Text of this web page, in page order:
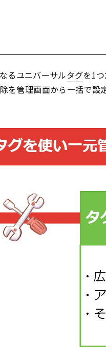
るユニバーサルタグを1
を管理画面から一括で設